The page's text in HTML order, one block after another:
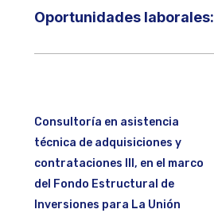
Oportunidades laborales:​
Consultoría en asistencia
técnica de adquisiciones y
contrataciones III, en el marco
del Fondo Estructural de
Inversiones para La Unión